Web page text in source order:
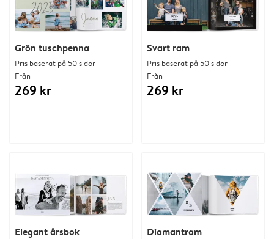
Diamantram
Svart ram
Pris baserat på 50 sidor
Från
269 kr
Elegant årsbok
Grön tuschpenna
Pris baserat på 50 sidor
Från
269 kr